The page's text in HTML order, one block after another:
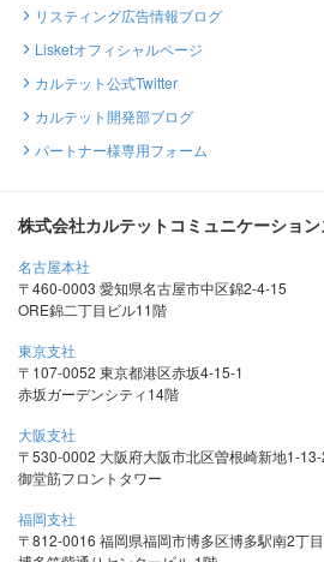
リスティング広告情報ブログ
Lisketオフィシャルページ
カルテット公式Twitter
カルテット開発部ブログ
パートナー様専用フォーム
株式会社カルテットコミュニケーショ
名古屋本社
〒460-0003 愛知県名古屋市中区錦2-4-15
ORE錦二丁目ビル11階
東京支社
〒107-0052 東京都港区赤坂4-15-1
赤坂ガーデンシティ14階
大阪支社
〒530-0002 大阪府大阪市北区曽根崎新地1-
御堂筋フロントタワー
福岡支社
〒812-0016 福岡県福岡市博多区博多駅南2丁